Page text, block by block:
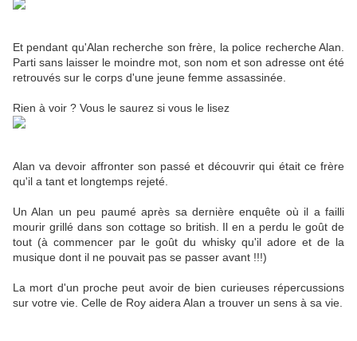
Et pendant qu'Alan recherche son frère, la police recherche Alan.
Parti sans laisser le moindre mot, son nom et son adresse ont été
retrouvés sur le corps d'une jeune femme assassinée.
Rien à voir ? Vous le saurez si vous le lisez
Alan va devoir affronter son passé et découvrir qui était ce frère
qu'il a tant et longtemps rejeté.
Un Alan un peu paumé après sa dernière enquête où il a failli
mourir grillé dans son cottage so british. Il en a perdu le goût de
tout (à commencer par le goût du whisky qu'il adore et de la
musique dont il ne pouvait pas se passer avant !!!)
La mort d'un proche peut avoir de bien curieuses répercussions
sur votre vie. Celle de Roy aidera Alan a trouver un sens à sa vie.